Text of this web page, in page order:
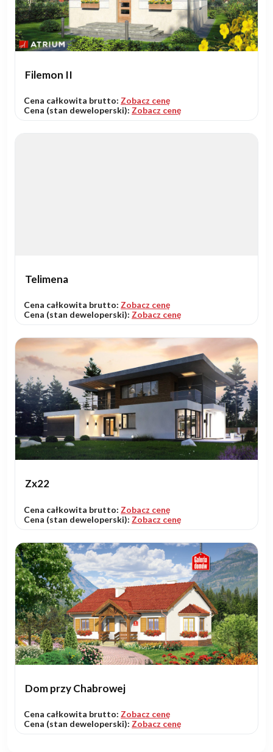
Filemon II
Cena całkowita brutto: Zobacz cenę
Cena (stan deweloperski): Zobacz cenę
Telimena
Cena całkowita brutto: Zobacz cenę
Cena (stan deweloperski): Zobacz cenę
Zx22
Cena całkowita brutto: Zobacz cenę
Cena (stan deweloperski): Zobacz cenę
Dom przy Chabrowej
Cena całkowita brutto: Zobacz cenę
Cena (stan deweloperski): Zobacz cenę